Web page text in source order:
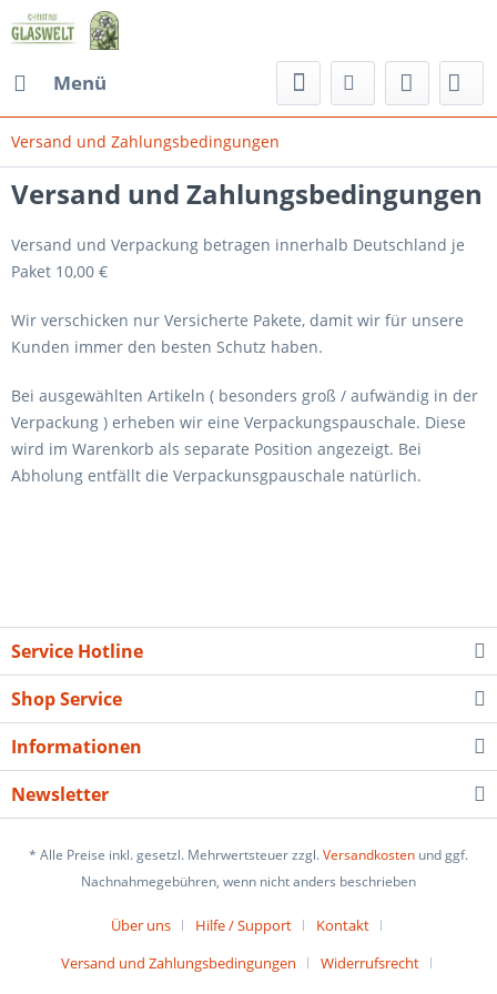
Menü
Versand und Zahlungsbedingungen
Versand und Zahlungsbedingungen
Versand und Verpackung betragen innerhalb Deutschland je
Paket 10,00 €
Wir verschicken nur Versicherte Pakete, damit wir für unsere
Kunden immer den besten Schutz haben.
Bei ausgewählten Artikeln ( besonders groß / aufwändig in der
Verpackung ) erheben wir eine Verpackungspauschale. Diese
wird im Warenkorb als separate Position angezeigt. Bei
Abholung entfällt die Verpackunsgpauschale natürlich.
Service Hotline
Shop Service
Informationen
Newsletter
* Alle Preise inkl. gesetzl. Mehrwertsteuer zzgl.Versandkosten und ggf.
Nachnahmegebühren, wenn nicht anders beschrieben
Über uns Hilfe / Support
Kontakt
Versand und Zahlungsbedingungen
Widerrufsrecht